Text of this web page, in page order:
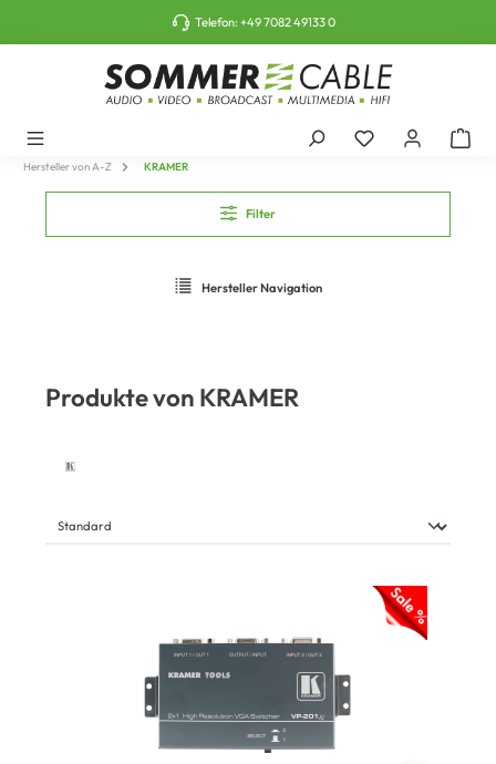
Telefon:+49 7082 49133 0
Hersteller von A-Z KRAMER
Filter
Hersteller Navigation
Produkte von KRAMER